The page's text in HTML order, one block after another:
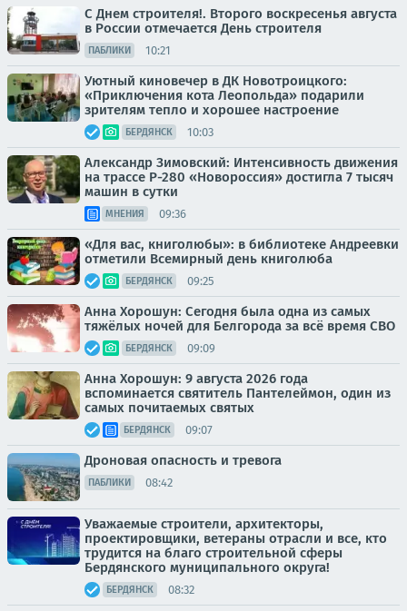
С Днем строителя!. Второго воскресенья августа
в России отмечается День строителя
ПАБЛИКИ 10:21
Уютный киновечер в ДК Новотроицкого:
«Приключения кота Леопольда» подарили
зрителям тепло и хорошее настроение
БЕРДЯНСК 10:03
Александр Зимовский: Интенсивность движения
на трассе Р-280 «Новороссия» достигла 7 тысяч
машин в сутки
МНЕНИЯ 09:36
«Для вас, книголюбы»: в библиотеке Андреевки
отметили Всемирный день книголюба
БЕРДЯНСК 09:25
Анна Хорошун: Сегодня была одна из самых
тяжёлых ночей для Белгорода за всё время СВО
БЕРДЯНСК 09:09
Анна Хорошун: 9 августа 2026 года
вспоминается святитель Пантелеймон, один из
самых почитаемых святых
БЕРДЯНСК 09:07
Дроновая опасность и тревога
ПАБЛИКИ 08:42
Уважаемые строители, архитекторы,
проектировщики, ветераны отрасли и все, кто
трудится на благо строительной сферы
Бердянского муниципального округа!
БЕРДЯНСК 08:32